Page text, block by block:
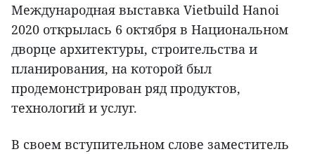
Международная выставка Vietbuild Hanoi
2020 открылась 6 октября в Национальном
дворце архитектуры, строительства и
планирования, на которой был
продемонстрирован ряд продуктов,
технологий и услуг.
В своем вступительном слове заместитель